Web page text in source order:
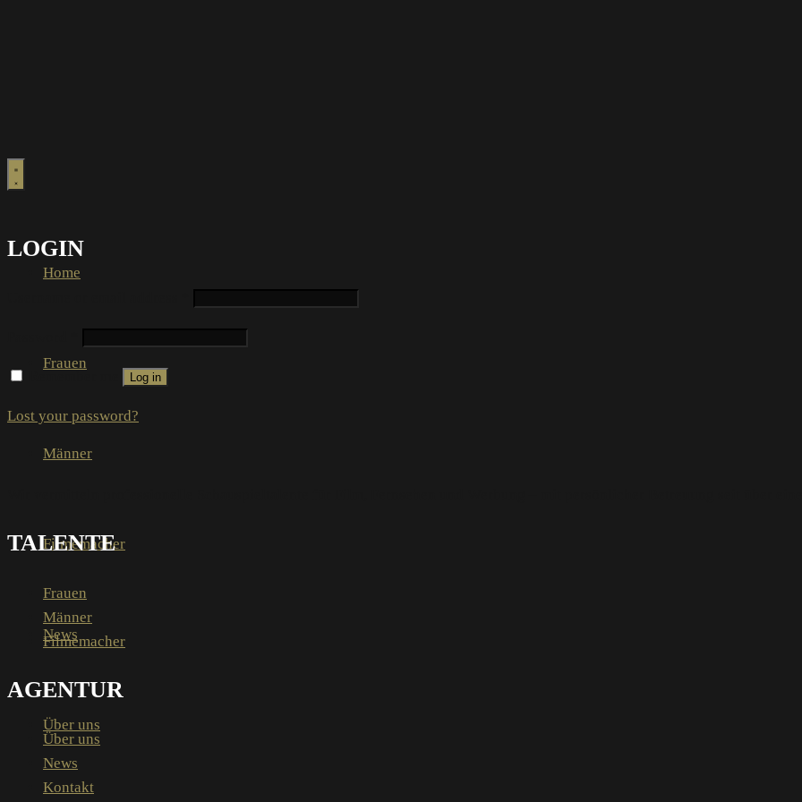
Home
Frauen
Männer
Filmemacher
News
Über uns
LOGIN
Log in
Lost your password?
TALENTE
Frauen
Männer
Filmemacher
AGENTUR
Über uns
News
Kontakt